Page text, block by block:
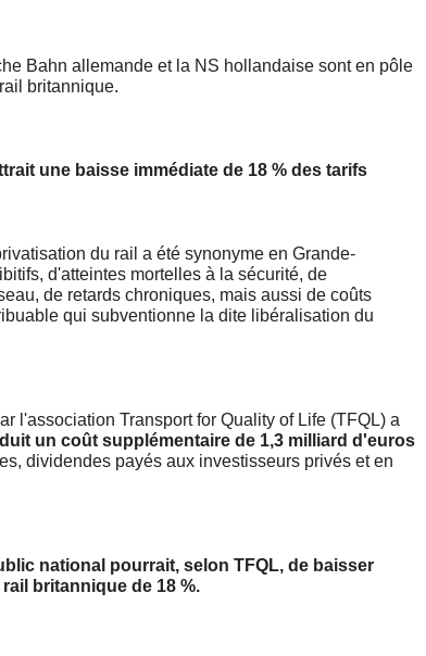
Bahn allemande et la NS hollandaise sont en pôle
britannique.
une baisse immédiate de 18 % des tarifs
du rail a été synonyme en Grande-
d'atteintes mortelles à la sécurité, de
de retards chroniques, mais aussi de coûts
qui subventionne la dite libéralisation du
l'association Transport for Quality of Life (TFQL) a
un coût supplémentaire de 1,3 milliard d'euros
dividendes payés aux investisseurs privés et en
national pourrait, selon TFQL, de baisser
britannique de 18 %.